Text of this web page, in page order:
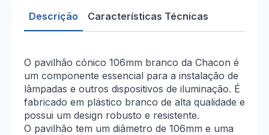
Descrição Características Técnicas
O pavilhão cónico 106mm branco da Chacon é
um componente essencial para a instalação de
lâmpadas e outros dispositivos de iluminação. É
fabricado em plástico branco de alta qualidade e
possui um design robusto e resistente.
O pavilhão tem um diâmetro de 106mm e uma